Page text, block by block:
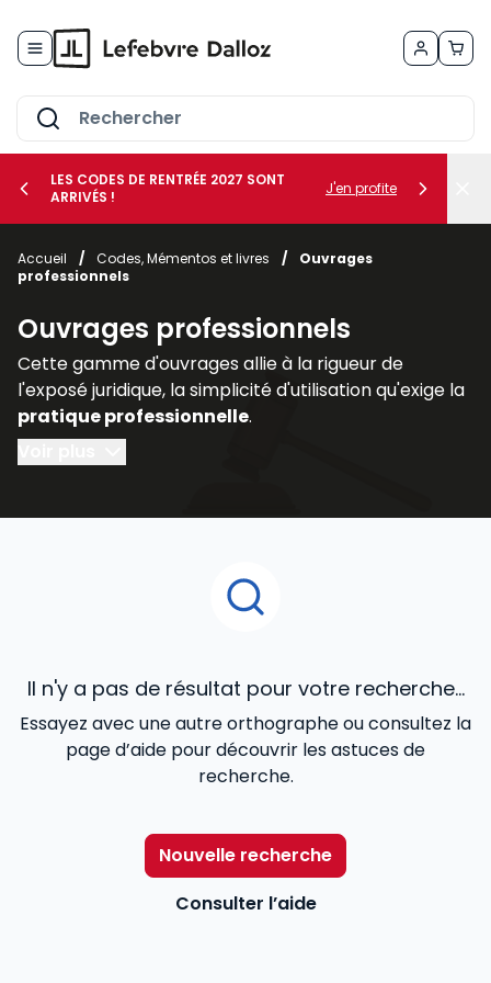
le sous-menu Vos métiers
LES CODES DE RENTRÉE 2027 SONT
ARRIVÉS !
J'en profite
Accueil / Codes, Mémentos et livres /
Ouvrages
professionnels
Ouvrages professionnels
Cette gamme d'ouvrages allie à la rigueur de
l'exposé juridique, la simplicité d'utilisation qu'exige la
pratique professionnelle.
Regroupés par thèmes ou par collections, les
espace de notre catalogue en ligne, ont été confiés
pour répondre de façon cohérente à vos besoins
Il n'y a pas de résultat pour votre recherche...
Essayez avec une autre orthographe ou consultez la
page d’aide pour découvrir les astuces de
recherche.
Nouvelle recherche
Consulter l’aide